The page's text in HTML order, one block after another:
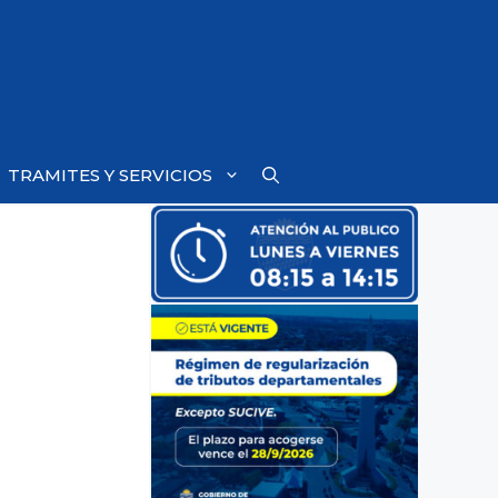
TRAMITES Y SERVICIOS